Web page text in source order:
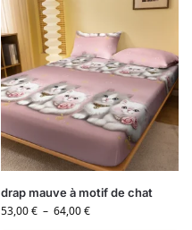
drap mauve à motif de chat
53,00€ – 64,00€